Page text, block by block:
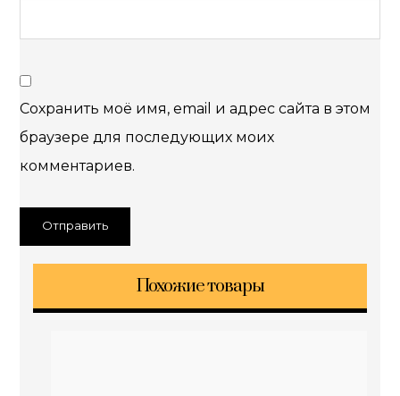
Сохранить моё имя, email и адрес сайта в этом
браузере для последующих моих
комментариев.
Похожие товары